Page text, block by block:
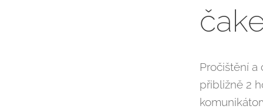
Pročištění a
přibližně 2